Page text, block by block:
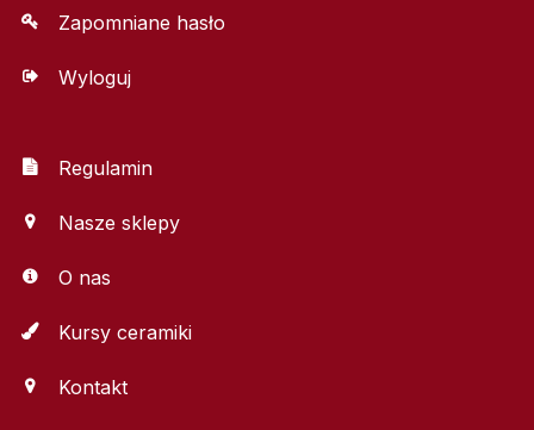
Zapomniane hasło
Wyloguj
Regulamin
Nasze sklepy
O nas
Kursy ceramiki
Kontakt